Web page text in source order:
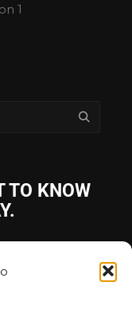
1
TO KNOW